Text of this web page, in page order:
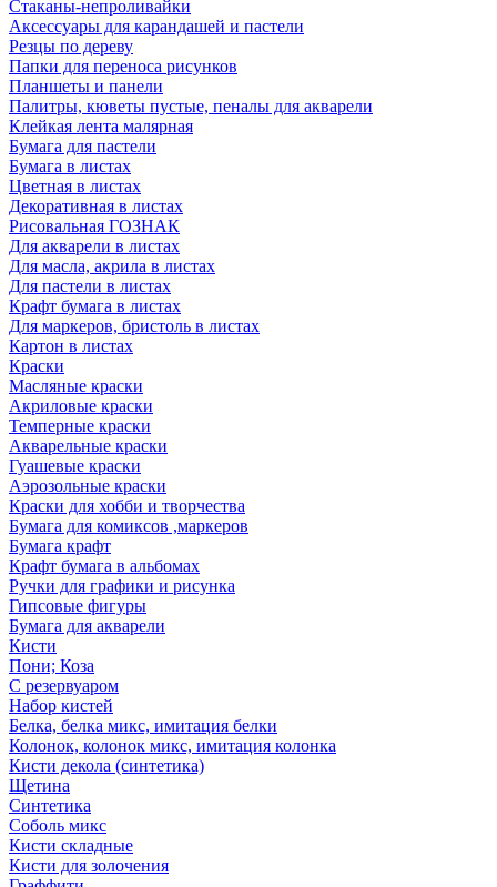
Стаканы-непроливайки
Аксессуары для карандашей и пастели
Резцы по дереву
Папки для переноса рисунков
Планшеты и панели
Палитры, кюветы пустые, пеналы для акварели
Клейкая лента малярная
Бумага для пастели
Бумага в листах
Цветная в листах
Декоративная в листах
Рисовальная ГОЗНАК
Для акварели в листах
Для масла, акрила в листах
Для пастели в листах
Крафт бумага в листах
Для маркеров, бристоль в листах
Картон в листах
Краски
Масляные краски
Акриловые краски
Темперные краски
Акварельные краски
Гуашевые краски
Аэрозольные краски
Краски для хобби и творчества
Бумага для комиксов ,маркеров
Бумага крафт
Крафт бумага в альбомах
Ручки для графики и рисунка
Гипсовые фигуры
Бумага для акварели
Кисти
Пони; Коза
С резервуаром
Набор кистей
Белка, белка микс, имитация белки
Колонок, колонок микс, имитация колонка
Кисти декола (синтетика)
Щетина
Синтетика
Соболь микс
Кисти складные
Кисти для золочения